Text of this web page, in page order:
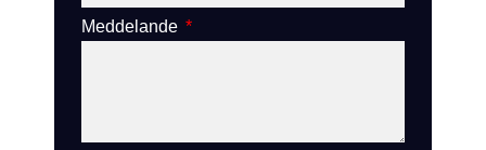
Meddelande